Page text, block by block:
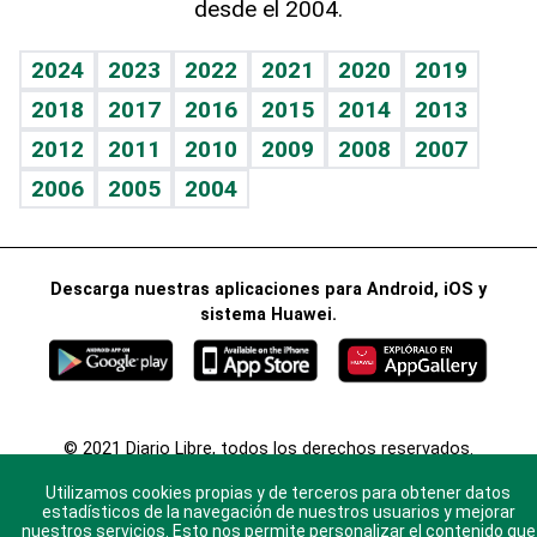
Vida y familia
Eñe
Celebrando la vida
Sin complejos
En pocas palabras
Escuchando al corazón
Economía Personal
TBT Deportivo
Guía del dinero
Horóscopos
Juegos
desde el 2004.
2024 2023 2022 2021 2020
2019
2018
2017 2016 2015 2014
2013
2012
2011 2010 2009 2008
2007
2006
2005 2004
Descarga nuestras aplicaciones para Android, iOS y
sistema Huawei.
© 2021 Diario Libre, todos los derechos reservados.
nosotros y conoce más sobre Diario Libre
Utilizamos cookies propias y de terceros para obtener datos
estadísticos de la navegación de nuestros usuarios y mejorar
nuestros servicios. Esto nos permite personalizar el contenido que